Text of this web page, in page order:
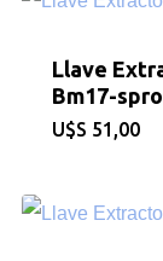
Llave
Bm17-spro
$ 51,00